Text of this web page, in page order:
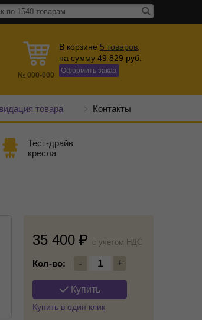
№ 000-000
В корзине 5 товаров
на сумму 49 829 руб.
Оформить заказ
товара Контакты
Тест-драйв
кресла
35 400 c учетом НДС
Кол-во: - 1 +
Купить
Купить в один клик